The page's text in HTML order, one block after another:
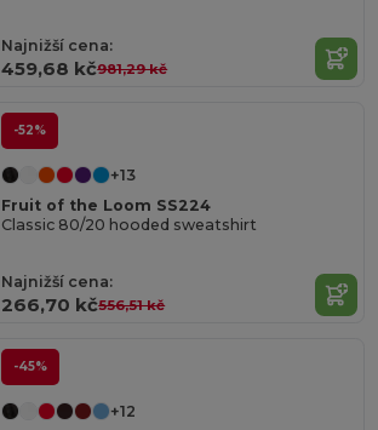
Najnižší cena:
459,68 kč981,29 kč
-52%
+13
Fruit of the Loom SS224
Classic 80/20 hooded sweatshirt
Najnižší cena:
266,70 kč556,51 kč
-45%
+12